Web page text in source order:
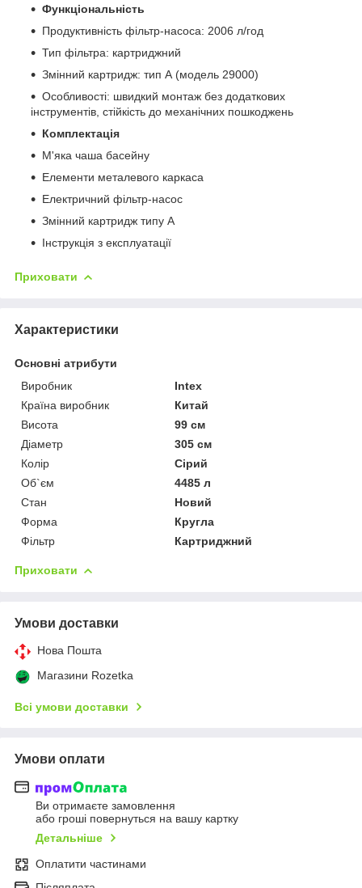
Функціональність
Продуктивність фільтр-насоса: 2006 л/год
Тип фільтра: картриджний
Змінний картридж: тип А (модель 29000)
Особливості: швидкий монтаж без додаткових
інструментів, стійкість до механічних пошкоджень
Комплектація
М'яка чаша басейну
Елементи металевого каркаса
Електричний фільтр-насос
Змінний картридж типу А
Інструкція з експлуатації
Приховати
Характеристики
Основні атрибути
Виробник
Intex
Країна виробник
Китай
Висота
99 см
Діаметр
305 см
Колір
Сірий
Об`єм
4485 л
Стан
Новий
Форма
Кругла
Фільтр
Картриджний
Приховати
Умови доставки
Нова Пошта
Магазини Rozetka
Всі умови доставки
Умови оплати
Ви отримаєте замовлення
або гроші повернуться на вашу картку
Детальніше
Оплатити частинами